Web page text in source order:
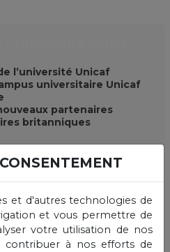
l’université Unicaf
universitaire Unicaf
partenaires
britanniques
et d'autres technologies de
et vous permettre de
votre utilisation de nos
contribuer à nos efforts de